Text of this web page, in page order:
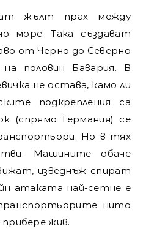
жълт прах между
море. Така създават
от Черно до Северно
половин Бавария. В
не остава, камо ли
подкрепления са
(спрямо Германия) се
Но в тях
Машините обаче
изведнъж спират
атаката най-сетне е
нито
прибере жив.